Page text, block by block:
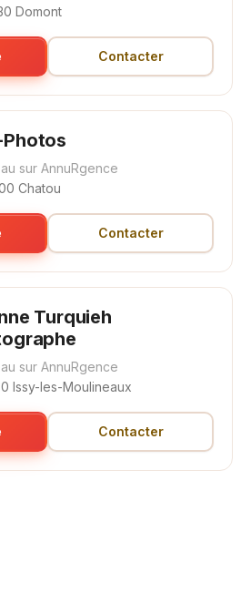
Domont
Contacter
Photos
sur AnnuRgence
Chatou
Contacter
Turquieh
sur AnnuRgence
Issy-les-Moulineaux
Contacter